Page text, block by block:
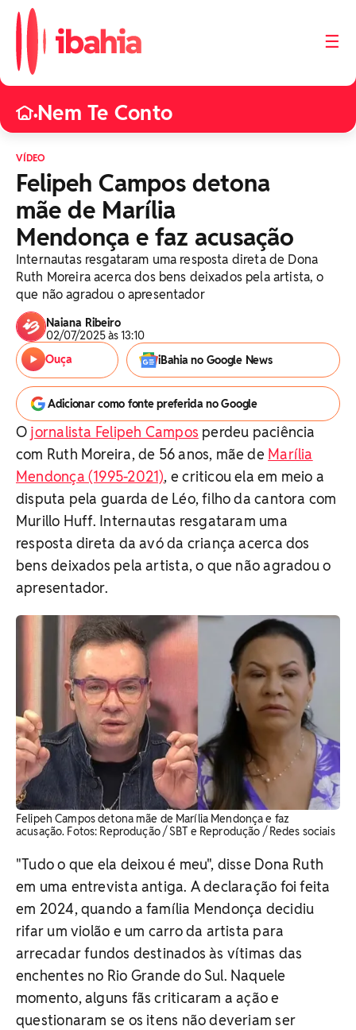
☰
•Nem Te Conto
VÍDEO
Felipeh Campos detona
mãe de Marília
Mendonça e faz acusação
Internautas resgataram uma resposta direta de Dona
Ruth Moreira acerca dos bens deixados pela artista, o
que não agradou o apresentador
Naiana Ribeiro
02/07/2025 às 13:10
Ouça
iBahia no Google News
Adicionar como fonte preferida no Google
O jornalista Felipeh Campos perdeu paciência
com Ruth Moreira, de 56 anos, mãe de Marília
Mendonça (1995-2021), e criticou ela em meio a
disputa pela guarda de Léo, filho da cantora com
Murillo Huff. Internautas resgataram uma
resposta direta da avó da criança acerca dos
bens deixados pela artista, o que não agradou o
apresentador.
Felipeh Campos detona mãe de Marília Mendonça e faz
acusação. ​Fotos: Reprodução / SBT e Reprodução / Redes sociais
"Tudo o que ela deixou é meu", disse Dona Ruth
em uma entrevista antiga. A declaração foi feita
em 2024, quando a família Mendonça decidiu
rifar um violão e um carro da artista para
arrecadar fundos destinados às vítimas das
enchentes no Rio Grande do Sul. Naquele
momento, alguns fãs criticaram a ação e
questionaram se os itens não deveriam ser